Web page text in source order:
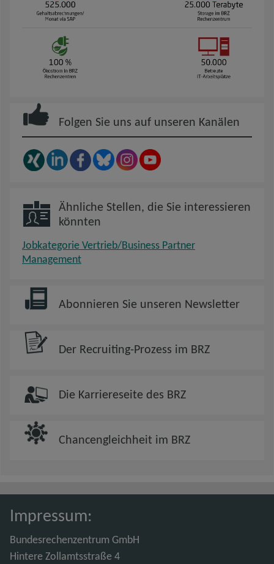
Folgen Sie uns auf unseren Kanälen
Ähnliche Stellen, die Sie interessieren
könnten
Jobkategorie Vertrieb/Business Partner
Management
Abonnieren Sie unseren Newsletter
Der Recruiting-Prozess im BRZ
Die Karriereseite des BRZ
Chancengleichheit im BRZ
Impressum:
Bundesrechenzentrum GmbH
Hintere Zollamtsstraße 4